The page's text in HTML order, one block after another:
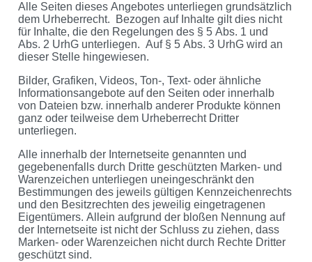
Alle Seiten dieses Angebotes unterliegen grundsätzlich
dem Urheberrecht. Bezogen auf Inhalte gilt dies nicht
für Inhalte, die den Regelungen des § 5 Abs. 1 und
Abs. 2 UrhG unterliegen. Auf § 5 Abs. 3 UrhG wird an
dieser Stelle hingewiesen.
Bilder, Grafiken, Videos, Ton-, Text- oder ähnliche
Informationsangebote auf den Seiten oder innerhalb
von Dateien bzw. innerhalb anderer Produkte können
ganz oder teilweise dem Urheberrecht Dritter
unterliegen.
Alle innerhalb der Internetseite genannten und
gegebenenfalls durch Dritte geschützten Marken- und
Warenzeichen unterliegen uneingeschränkt den
Bestimmungen des jeweils gültigen Kennzeichenrechts
und den Besitzrechten des jeweilig eingetragenen
Eigentümers. Allein aufgrund der bloßen Nennung auf
der Internetseite ist nicht der Schluss zu ziehen, dass
Marken- oder Warenzeichen nicht durch Rechte Dritter
geschützt sind.